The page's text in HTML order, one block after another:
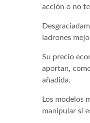
acción o no
ladrones
Su precio
aportan,
añadida.
Los modelos
manipular si